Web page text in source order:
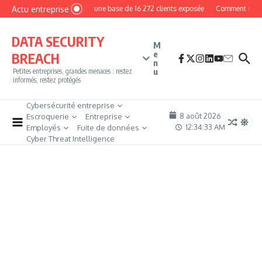
Aller au contenu
Actu entrepriseMyPhoto : une base de 16 272 clients exposée Comment
DATA SECURITY
BREACH
Petites entreprises, grandes menaces : restez
informés, restez protégés
M
e
n
u
Cybersécurité entreprise
Escroquerie
Entreprise
Employés
Fuite de données
Cyber Threat Intelligence
8 août 2026
12:34:34 AM